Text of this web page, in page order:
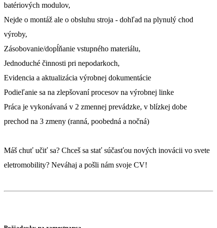
batériových modulov,
Nejde o montáž ale o obsluhu stroja - dohľad na plynulý chod
výroby,
Zásobovanie/dopĺňanie vstupného materiálu,
Jednoduché činnosti pri nepodarkoch,
Evidencia a aktualizácia výrobnej dokumentácie
Podieľanie sa na zlepšovaní procesov na výrobnej linke
Práca je vykonávaná v 2 zmennej prevádzke, v blízkej dobe
prechod na 3 zmeny (ranná, poobedná a nočná)
Máš chuť učiť sa? Chceš sa stať súčasťou nových inovácii vo svete
eletromobility? Neváhaj a pošli nám svoje CV!